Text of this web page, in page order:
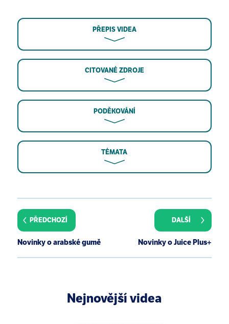
PŘEPIS VIDEA
CITOVANÉ ZDROJE
PODĚKOVÁNÍ
TÉMATA
inducing intra-hepatic cholestasis--a rare case
report. Exp Mol Pathol. 2010 Apr;88(2):324-5. Epub
considerations and potential interactions of
Hwang DF, Lu CH, Lin WF. Species identification and
PŘEDCHOZÍ
Novinky o arabské gumě Novinky o Juice Plus+
DALŠÍ
Nejnovější videa